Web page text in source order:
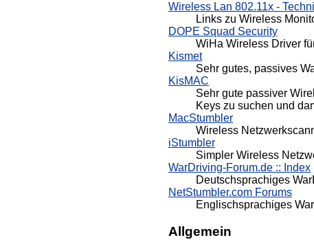
Wireless Lan 802.11x -
Links zu Wireless
DOPE Squad Security
WiHa Wireless Driver
Kismet
Sehr gutes, passives
KisMAC
Sehr gute passiver
Keys zu suchen und
MacStumbler
Wireless
iStumbler
Simpler Wireless
WarDriving-Forum.de :: Index
Deutschsprachiges
NetStumbler.com Forums
Englischsprachiges
Allgemein